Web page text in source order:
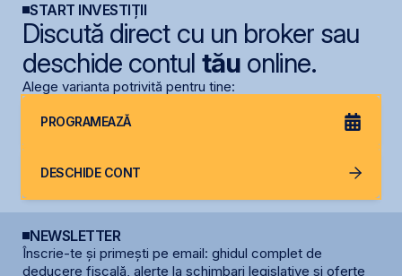
START INVESTIȚII
Discută direct cu un broker sau
deschide contul tăuonline.
Alege varianta potrivită pentru tine:
PROGRAMEAZĂ
DESCHIDE CONT
NEWSLETTER
Înscrie-te și primești pe email: ghidul complet de
deducere fiscală, alerte la schimbari legislative și oferte